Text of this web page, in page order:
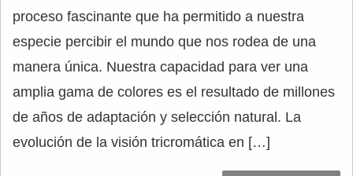
proceso fascinante que ha permitido a nuestra
especie percibir el mundo que nos rodea de una
manera única. Nuestra capacidad para ver una
amplia gama de colores es el resultado de millones
de años de adaptación y selección natural. La
evolución de la visión tricromática en […]